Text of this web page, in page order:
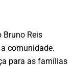
Bruno Reis
comunidade.
para as famílias